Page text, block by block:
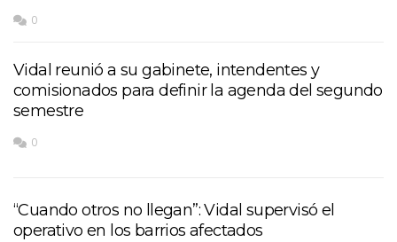
0
Vidal reunió a su gabinete, intendentes y
comisionados para definir la agenda del segundo
semestre
0
“Cuando otros no llegan”: Vidal supervisó el
operativo en los barrios afectados